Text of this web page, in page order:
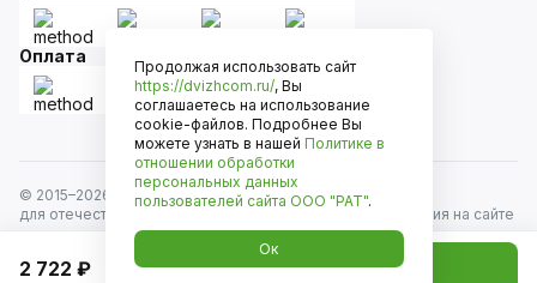
2 722 ₽ Добавить в корзину
Оплата
© 2015–2026
Движком — сеть магазинов автозапчастей
для отечественных автомобилей и иномарок. Информация на сайте
носит исключительно информационный характер и не является
публичной офертой, определяемой положениями
ст. 437 Гражданского кодекса РФ. Все права защищены.
Продолжая использовать сайт
https://dvizhcom.ru/, Вы
соглашаетесь на использование
cookie-файлов. Подробнее Вы
можете узнать в нашей Политике в
отношении обработки
персональных данных
пользователей сайта ООО "РАТ".
Ок